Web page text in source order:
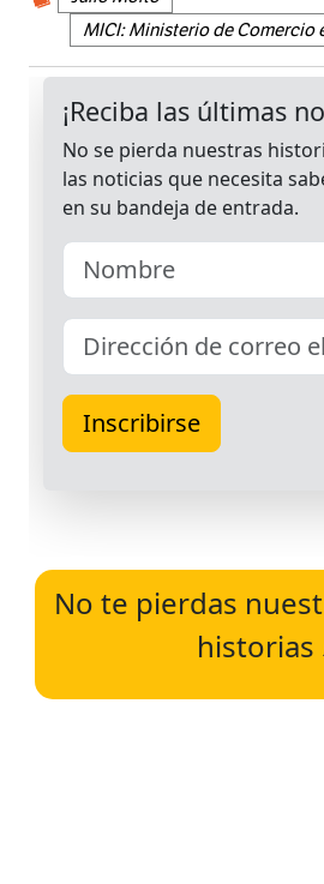
MICI: Ministerio de Comercio
No te pierdas
historias